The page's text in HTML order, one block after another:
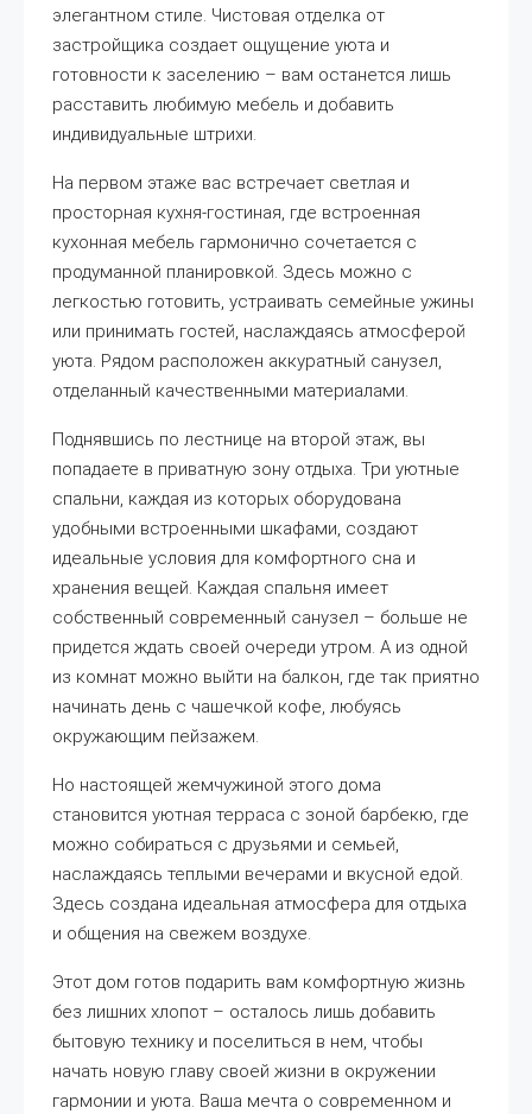
элегантном стиле. Чистовая отделка от
застройщика создает ощущение уюта и
готовности к заселению – вам останется лишь
расставить любимую мебель и добавить
индивидуальные штрихи.
На первом этаже вас встречает светлая и
просторная кухня-гостиная, где встроенная
кухонная мебель гармонично сочетается с
продуманной планировкой. Здесь можно с
легкостью готовить, устраивать семейные ужины
или принимать гостей, наслаждаясь атмосферой
уюта. Рядом расположен аккуратный санузел,
отделанный качественными материалами.
Поднявшись по лестнице на второй этаж, вы
попадаете в приватную зону отдыха. Три уютные
спальни, каждая из которых оборудована
удобными встроенными шкафами, создают
идеальные условия для комфортного сна и
хранения вещей. Каждая спальня имеет
собственный современный санузел – больше не
придется ждать своей очереди утром. А из одной
из комнат можно выйти на балкон, где так приятно
начинать день с чашечкой кофе, любуясь
окружающим пейзажем.
Но настоящей жемчужиной этого дома
становится уютная терраса с зоной барбекю, где
можно собираться с друзьями и семьей,
наслаждаясь теплыми вечерами и вкусной едой.
Здесь создана идеальная атмосфера для отдыха
и общения на свежем воздухе.
Этот дом готов подарить вам комфортную жизнь
без лишних хлопот – осталось лишь добавить
бытовую технику и поселиться в нем, чтобы
начать новую главу своей жизни в окружении
гармонии и уюта. Ваша мечта о современном и